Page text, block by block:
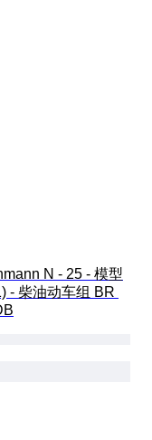
N - 25 - 模型
- 柴油动车组 BR